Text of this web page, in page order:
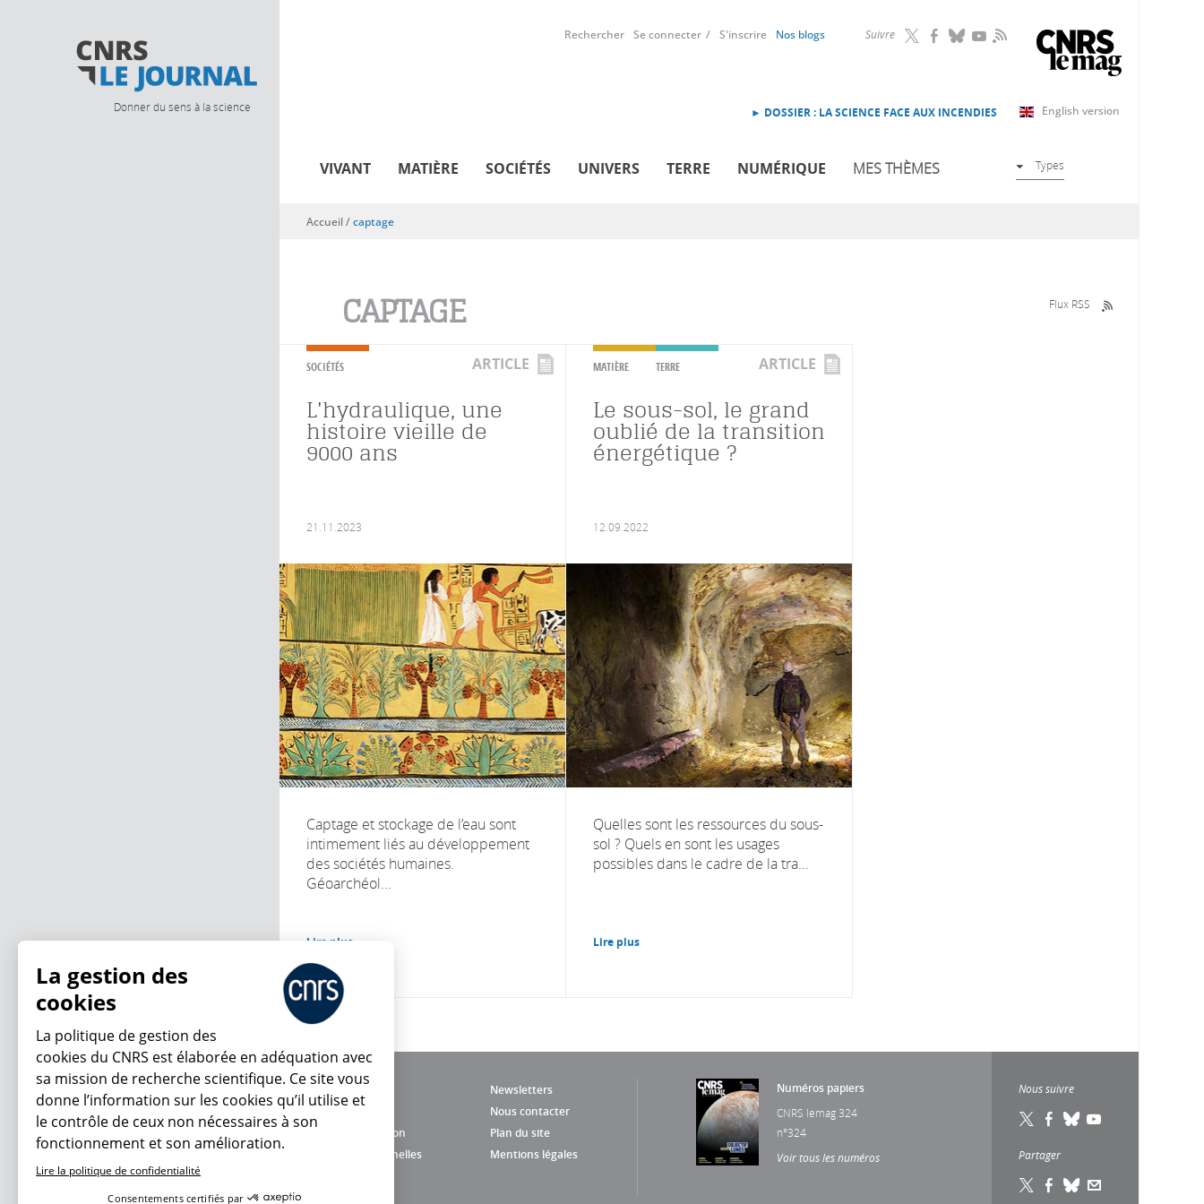
Donner du sens à la science
Suivre RSS
Rechercher Se connecter S'inscrire Nos blogs
English version
► DOSSIER : LA SCIENCE FACE AUX INCENDIES
VIVANT MATIÈRE SOCIÉTÉS UNIVERS TERRE NUMÉRIQUE MES THÈMES Types
Vous êtes ici
Accueil/captage
CAPTAGE Flux RSS
SOCIÉTÉS ARTICLE
L'hydraulique, une
histoire vieille de
9000 ans
21.11.2023
Captage et stockage de l’eau sont
intimement liés au développement
des sociétés humaines.
Géoarchéol...
Lire plus
MATIÈRE TERRE ARTICLE
Le sous-sol, le grand
oublié de la transition
énergétique ?
12.09.2022
Quelles sont les ressources du sous-
sol ? Quels en sont les usages
possibles dans le cadre de la tra...
Lire plus
Newsletters
Nous contacter
Charte d'utilisation
Plan du site
Données personnelles
Mentions légales
Numéros papiers
CNRS lemag 324
n°324
Voir tous les numéros
Nous suivre
Partager
En ce moment
La gestion des
cookies
La politique de gestion des
cookies du CNRS est élaborée en adéquation avec
sa mission de recherche scientifique. Ce site vous
donne l’information sur les cookies qu’il utilise et
le contrôle de ceux non nécessaires à son
fonctionnement et son amélioration.
Lire la politique de confidentialité
Consentements certifiés par